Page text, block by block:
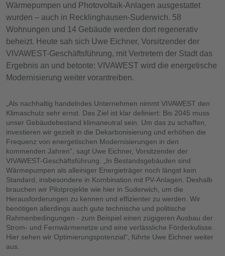
Wärmepumpen und Photovoltaik-Anlagen ausgestattet
wurden – auch in Recklinghausen-Suderwich. 58
Wohnungen und 14 Gebäude werden dort regenerativ
beheizt. Heute sah sich Uwe Eichner, Vorsitzender der
VIVAWEST-Geschäftsführung, mit Vertretern der Stadt das
Ergebnis an und betonte: VIVAWEST wird die energetische
Modernisierung weiter vorantreiben.
„Als nachhaltig handelndes Unternehmen nimmt VIVAWEST den
Klimaschutz sehr ernst. Das Ziel ist klar definiert: Bis 2045 muss
unser Gebäudebestand klimaneutral sein. Um das zu schaffen,
investieren wir gezielt in die Dekarbonisierung und erhöhen die
Frequenz von energetischen Modernisierungen in den
kommenden Jahren“, sagt Uwe Eichner, Vorsitzender der
VIVAWEST-Geschäftsführung. „In Bestandsgebäuden sind
Wärmepumpen als alleiniger Energieträger noch längst kein
Standard, insbesondere in Kombination mit PV-Anlagen. Deshalb
brauchen wir Pilotprojekte wie hier in Suderwich, um die
Herausforderungen zu kennen und effizienter zu werden. Wir
benötigen allerdings auch gute technische und politische
Rahmenbedingungen - zum Beispiel einen zügigeren Ausbau der
Strom- und Fernwärmenetze und eine verlässliche Förderkulisse.
Hier sehen wir Optimierungspotenzial“, führte Uwe Eichner weiter
aus.